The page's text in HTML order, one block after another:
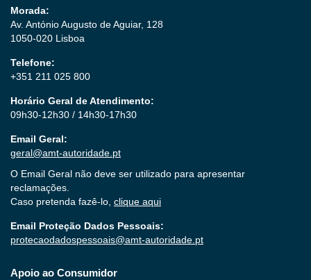
Morada:
Av. António Augusto de Aguiar, 128
1050-020 Lisboa
Telefone:
+351 211 025 800
Horário Geral de Atendimento:
09h30-12h30 / 14h30-17h30
Email Geral:
geral@amt-autoridade.pt
O Email Geral não deve ser utilizado para apresentar
reclamações.
Caso pretenda fazê-lo, clique aqui
Email Proteção Dados Pessoais:
protecaodadospessoais@amt-autoridade.pt
Apoio ao Consumidor